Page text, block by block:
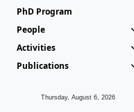
PhD Program
People
Activities
Publications
Thursday, August 6, 2026